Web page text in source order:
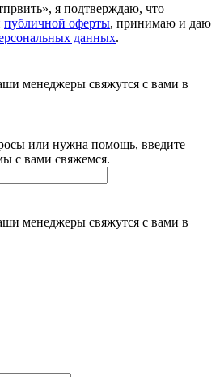
я подтверждаю, что
публичной оферты, принимаю и даю
данных.
менеджеры свяжутся с вами в
или нужна помощь, введите
с вами свяжемся.
менеджеры свяжутся с вами в